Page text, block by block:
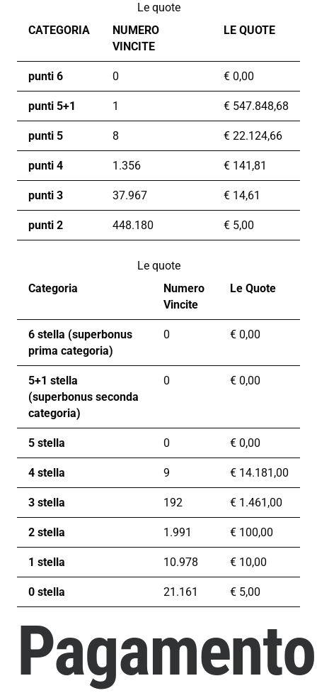
Le quote
CATEGORIA
NUMERO
VINCITE
LE QUOTE
punti 6 0 € 0,00
punti 5+1 1 € 547.848,68
punti 5 8 € 22.124,66
punti 4 1.356 € 141,81
punti 3 37.967 € 14,61
punti 2 448.180 € 5,00
Le quote
Categoria
Numero
Vincite
Le Quote
6 stella (superbonus
prima categoria)
0 € 0,00
5+1 stella
(superbonus seconda
categoria)
0 € 0,00
5 stella 0 € 0,00
4 stella 9 € 14.181,00
3 stella 192 € 1.461,00
2 stella 1.991 € 100,00
1 stella 10.978 € 10,00
0 stella 21.161 € 5,00
Pagamento